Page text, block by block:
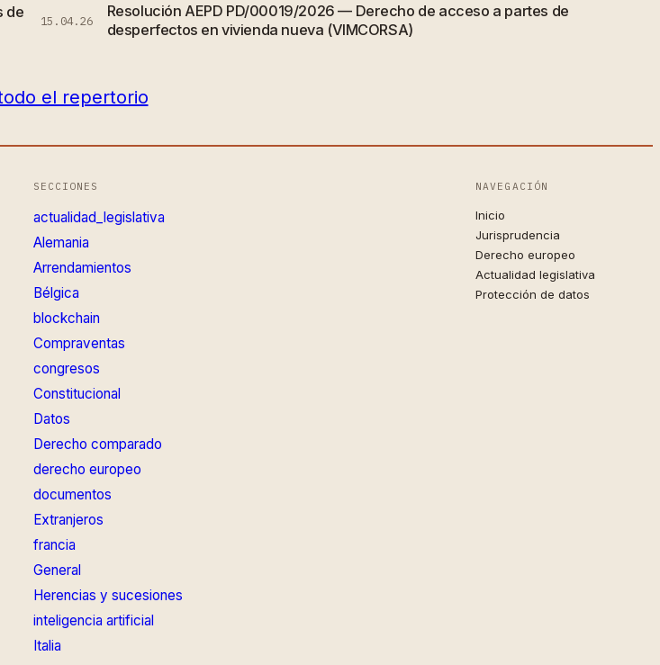
de
15.04.26
Resolución AEPD PD/00019/2026 — Derecho de acceso a partes de
desperfectos en vivienda nueva (VIMCORSA)
el repertorio
SECCIONES
actualidad_legislativa
Alemania
Arrendamientos
Bélgica
blockchain
Compraventas
congresos
Constitucional
Datos
Derecho comparado
derecho europeo
documentos
Extranjeros
francia
General
Herencias y sucesiones
inteligencia artificial
Italia
NAVEGACIÓN
Inicio
Jurisprudencia
Derecho europeo
Actualidad legislativa
Protección de datos